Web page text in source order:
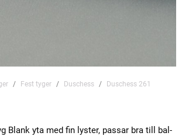
Fest tyger Duschess Duschess 261
Blank yta med fin lyster, passar bra till bal-